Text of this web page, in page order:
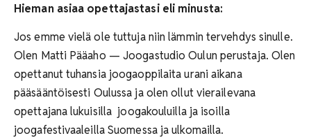
Hieman asiaa opettajastasi eli minusta:
Jos emme vielä ole tuttuja niin lämmin tervehdys sinulle.
Olen Matti Pääaho — Joogastudio Oulun perustaja. Olen
opettanut tuhansia joogaoppilaita urani aikana
pääsääntöisesti Oulussa ja olen ollut vierailevana
opettajana lukuisilla joogakouluilla ja isoilla
joogafestivaaleilla Suomessa ja ulkomailla.